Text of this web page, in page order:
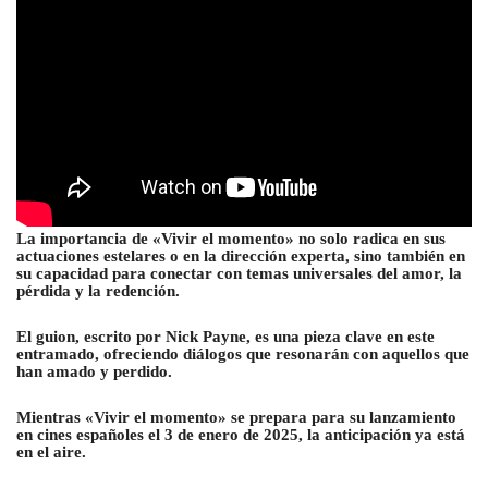
La importancia de «Vivir el momento» no solo radica en sus
actuaciones estelares o en la dirección experta, sino también en
su capacidad para conectar con temas universales del amor, la
pérdida y la redención.
El guion, escrito por Nick Payne, es una pieza clave en este
entramado, ofreciendo diálogos que resonarán con aquellos que
han amado y perdido.
Mientras «Vivir el momento» se prepara para su lanzamiento
en cines españoles el 3 de enero de 2025, la anticipación ya está
en el aire.